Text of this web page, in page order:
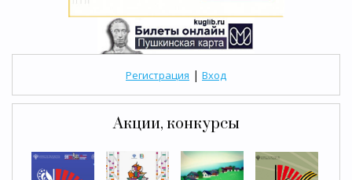
Регистрация | Вход
Акции, конкурсы